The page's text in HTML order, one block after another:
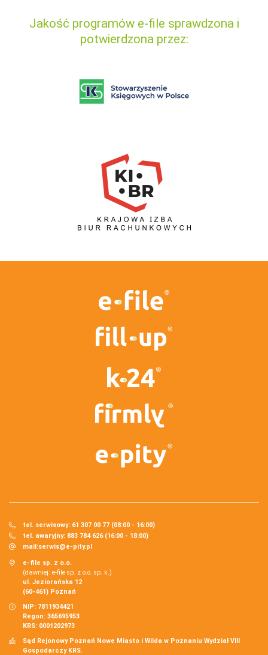
Jakość programów e-file sprawdzona i
potwierdzona przez:
tel. serwisowy: 61 307 00 77 (08:00 - 16:00)
tel. awaryjny: 883 784 626 (16:00 - 18:00)
mail:serwis@e-pity.pl
e-file sp. z o.o.
(dawniej: e-file sp. z o.o. sp. k.)
ul. Jeziorańska 12
(60-461) Poznań
NIP: 7811934421
Regon: 365695953
KRS: 0001202973
Sąd Rejonowy Poznań Nowe Miasto i Wilda w Poznaniu Wydział VIII
Gospodarczy KRS.